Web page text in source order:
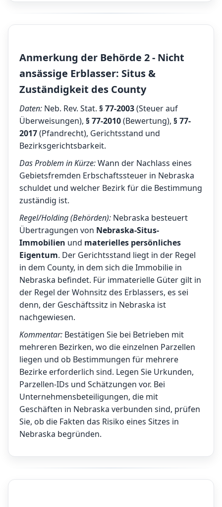
Anmerkung der Behörde 2 - Nicht
ansässige Erblasser: Situs &
Zuständigkeit des County
Daten: Neb. Rev. Stat. § 77-2003(Steuer auf
Überweisungen), § 77-2010(Bewertung), § 77-
2017(Pfandrecht), Gerichtsstand und
Bezirksgerichtsbarkeit.
Das Problem in Kürze:Wann der Nachlass eines
Gebietsfremden Erbschaftssteuer in Nebraska
schuldet und welcher Bezirk für die Bestimmung
zuständig ist.
Regel/Holding (Behörden): Nebraska besteuert
Übertragungen von Nebraska-Situs-
Immobilien und materielles persönliches
Eigentum. Der Gerichtsstand liegt in der Regel
in dem County, in dem sich die Immobilie in
Nebraska befindet. Für immaterielle Güter gilt in
der Regel der Wohnsitz des Erblassers, es sei
denn, der Geschäftssitz in Nebraska ist
nachgewiesen.
Kommentar: Bestätigen Sie bei Betrieben mit
mehreren Bezirken, wo die einzelnen Parzellen
liegen und ob Bestimmungen für mehrere
Bezirke erforderlich sind. Legen Sie Urkunden,
Parzellen-IDs und Schätzungen vor. Bei
Unternehmensbeteiligungen, die mit
Geschäften in Nebraska verbunden sind, prüfen
Sie, ob die Fakten das Risiko eines Sitzes in
Nebraska begründen.